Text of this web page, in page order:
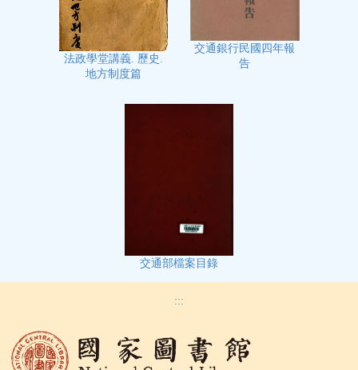
法政學堂講義. 歷史.
地方制度篇
交通銀行民國四年報
告
交通部檔案目錄
:::